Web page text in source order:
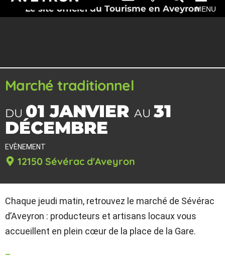
Le site officiel du Tourisme en AveyronMENU
Marché traditionnel
DU 01 JANVIER AU 31
DÉCEMBRE
EVÈNEMENT
12150 Sévérac d'Aveyron
Chaque jeudi matin, retrouvez le marché de Sévérac
d’Aveyron : producteurs et artisans locaux vous
accueillent en plein cœur de la place de la Gare.
–